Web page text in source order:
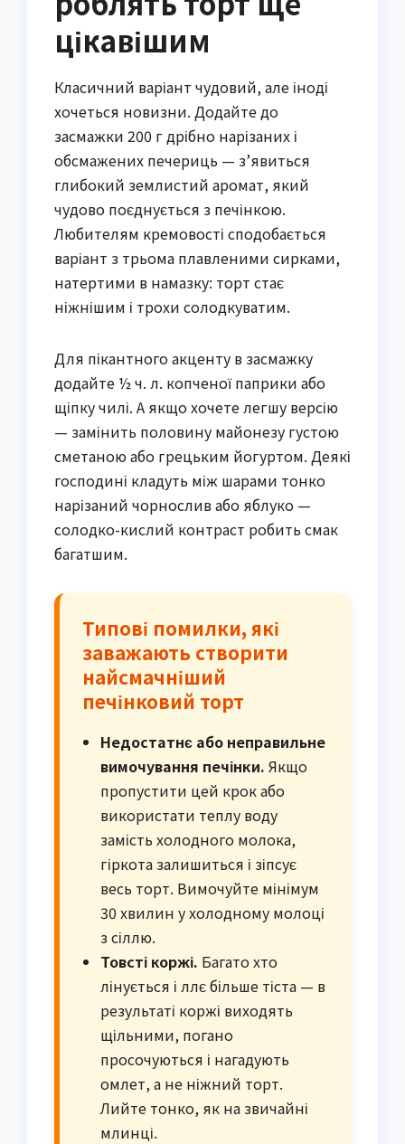
цікавішим
Класичний варіант чудовий, але іноді
хочеться новизни. Додайте до
засмажки 200 г дрібно нарізаних і
обсмажених печериць — з’явиться
глибокий землистий аромат, який
чудово поєднується з печінкою.
Любителям кремовості сподобається
варіант з трьома плавленими сирками,
натертими в намазку: торт стає
ніжнішим і трохи солодкуватим.
Для пікантного акценту в засмажку
додайте ½ ч. л. копченої паприки або
щіпку чилі. А якщо хочете легшу версію
— замінить половину майонезу густою
сметаною або грецьким йогуртом. Деякі
господині кладуть між шарами тонко
нарізаний чорнослив або яблуко —
солодко-кислий контраст робить смак
багатшим.
Типові помилки, які
заважають створити
найсмачніший
печінковий торт
Недостатнє або неправильне
вимочування печінки. Якщо
пропустити цей крок або
використати теплу воду
замість холодного молока,
гіркота залишиться і зіпсує
весь торт. Вимочуйте мінімум
30 хвилин у холодному молоці
з сіллю.
Товсті коржі. Багато хто
лінується і ллє більше тіста — в
результаті коржі виходять
щільними, погано
просочуються і нагадують
омлет, а не ніжний торт.
Лийте тонко, як на звичайні
млинці.